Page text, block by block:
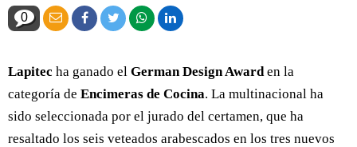
0
Lapitec ha ganado el German Design Award en la
categoría de Encimeras de Cocina. La multinacional ha
sido seleccionada por el jurado del certamen, que ha
resaltado los seis veteados arabescados en los tres nuevos